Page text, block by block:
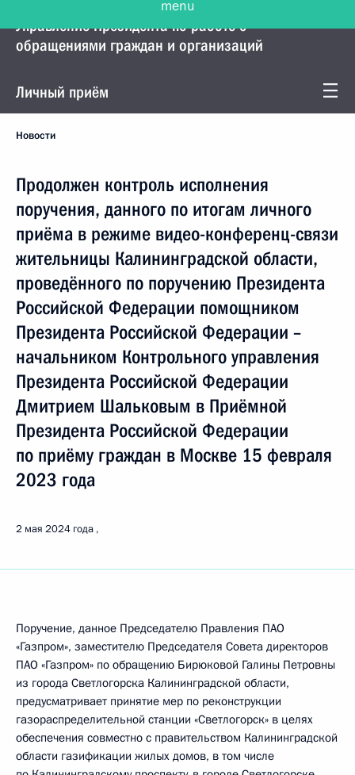
Управление Президента по работе с
обращениями граждан и организаций
Личный приём
Новости
Продолжен контроль исполнения
поручения, данного по итогам личного
приёма в режиме видео-конференц-связи
жительницы Калининградской области,
проведённого по поручению Президента
Российской Федерации помощником
Президента Российской Федерации –
начальником Контрольного управления
Президента Российской Федерации
Дмитрием Шальковым в Приёмной
Президента Российской Федерации
по приёму граждан в Москве 15 февраля
2023 года
2 мая 2024 года
Поручение, данное Председателю Правления ПАО
«Газпром», заместителю Председателя Совета директоров
ПАО «Газпром» по обращению Бирюковой Галины Петровны
из города Светлогорска Калининградской области,
предусматривает принятие мер по реконструкции
газораспределительной станции «Светлогорск» в целях
обеспечения совместно с правительством Калининградской
области газификации жилых домов, в том числе